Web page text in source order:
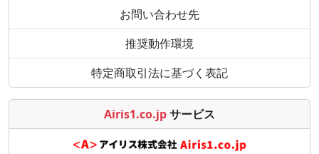
お問い合わせ先
推奨動作環境
特定商取引法に基づく表記
Airis1.co.jpサービス